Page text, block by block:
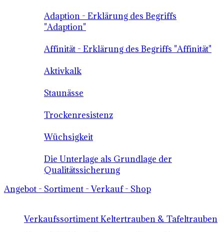
Adaption - Erklärung des Begriffs
"Adaption"
Affinität - Erklärung des Begriffs "Affinität"
Aktivkalk
Staunässe
Trockenresistenz
Wüchsigkeit
Die Unterlage als Grundlage der
Qualitätssicherung
Angebot - Sortiment - Verkauf - Shop
Verkaufssortiment Keltertrauben & Tafeltrauben